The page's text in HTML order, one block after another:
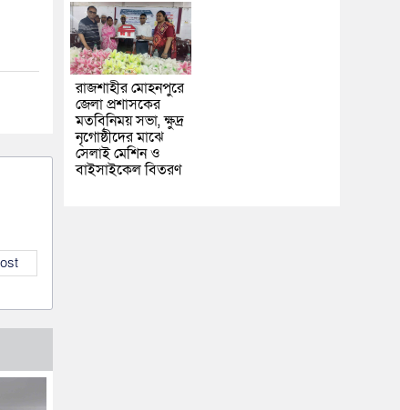
রাজশাহীর মোহনপুরে
জেলা প্রশাসকের
মতবিনিময় সভা, ক্ষুদ্র
নৃগোষ্ঠীদের মাঝে
সেলাই মেশিন ও
বাইসাইকেল বিতরণ